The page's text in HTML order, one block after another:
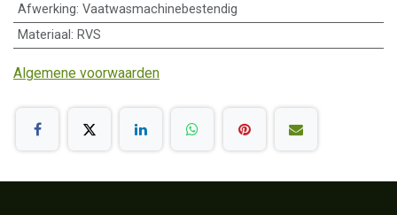
Afwerking: Vaatwasmachinebestendig
Materiaal : RVS
Algemene voorwaarden